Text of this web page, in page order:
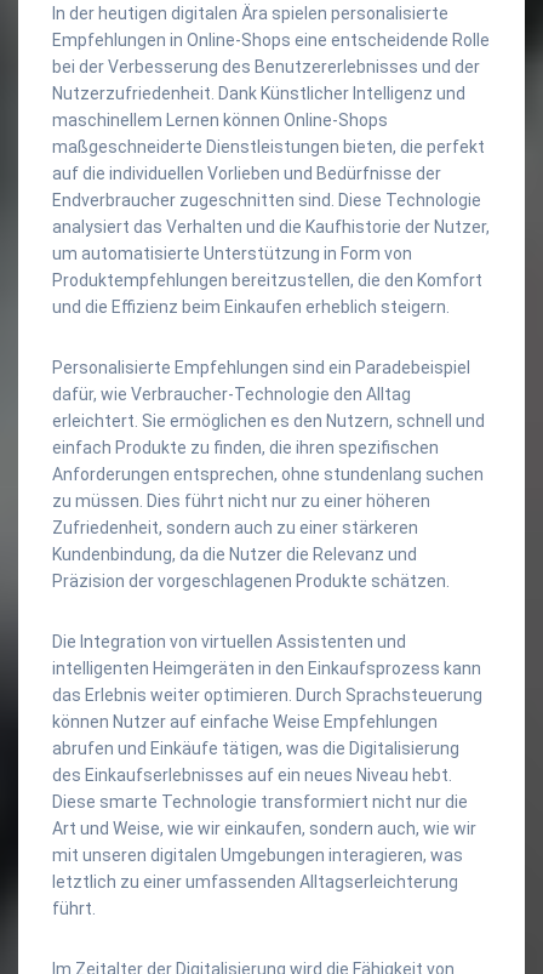
In der heutigen digitalen Ära spielen personalisierte
Empfehlungen in Online-Shops eine entscheidende Rolle
bei der Verbesserung des Benutzererlebnisses und der
Nutzerzufriedenheit. Dank Künstlicher Intelligenz und
maschinellem Lernen können Online-Shops
maßgeschneiderte Dienstleistungen bieten, die perfekt
auf die individuellen Vorlieben und Bedürfnisse der
Endverbraucher zugeschnitten sind. Diese Technologie
analysiert das Verhalten und die Kaufhistorie der Nutzer,
um automatisierte Unterstützung in Form von
Produktempfehlungen bereitzustellen, die den Komfort
und die Effizienz beim Einkaufen erheblich steigern.
Personalisierte Empfehlungen sind ein Paradebeispiel
dafür, wie Verbraucher-Technologie den Alltag
erleichtert. Sie ermöglichen es den Nutzern, schnell und
einfach Produkte zu finden, die ihren spezifischen
Anforderungen entsprechen, ohne stundenlang suchen
zu müssen. Dies führt nicht nur zu einer höheren
Zufriedenheit, sondern auch zu einer stärkeren
Kundenbindung, da die Nutzer die Relevanz und
Präzision der vorgeschlagenen Produkte schätzen.
Die Integration von virtuellen Assistenten und
intelligenten Heimgeräten in den Einkaufsprozess kann
das Erlebnis weiter optimieren. Durch Sprachsteuerung
können Nutzer auf einfache Weise Empfehlungen
abrufen und Einkäufe tätigen, was die Digitalisierung
des Einkaufserlebnisses auf ein neues Niveau hebt.
Diese smarte Technologie transformiert nicht nur die
Art und Weise, wie wir einkaufen, sondern auch, wie wir
mit unseren digitalen Umgebungen interagieren, was
letztlich zu einer umfassenden Alltagserleichterung
führt.
Im Zeitalter der Digitalisierung wird die Fähigkeit von